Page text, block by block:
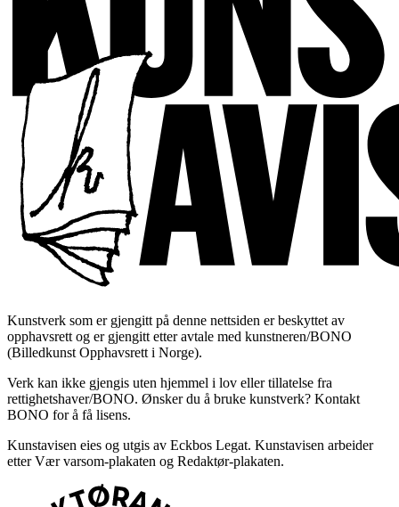
Kunstverk som er gjengitt på denne nettsiden er beskyttet av
opphavsrett og er gjengitt etter avtale med kunstneren/BONO
(Billedkunst Opphavsrett i Norge).
Verk kan ikke gjengis uten hjemmel i lov eller tillatelse fra
rettighetshaver/BONO. Ønsker du å bruke kunstverk? Kontakt
BONO for å få lisens.
Kunstavisen eies og utgis av Eckbos Legat. Kunstavisen arbeider
etter Vær varsom-plakaten og Redaktør-plakaten.